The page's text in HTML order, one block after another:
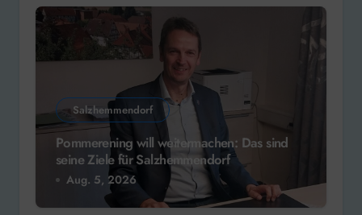
Salzhemmendorf
Pommerening will weitermachen: Das sind
seine Ziele für Salzhemmendorf
Aug. 5, 2026